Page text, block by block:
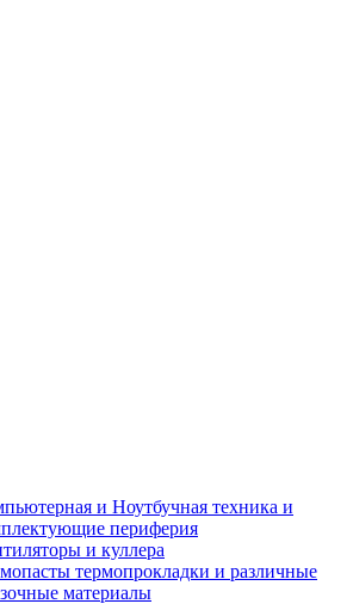
и Ноутбучная техника и
периферия
и куллера
термопрокладки и различные
материалы